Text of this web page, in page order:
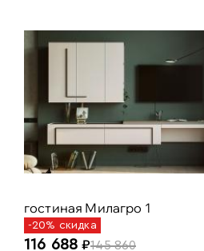
гостиная Милагро 1
-20% скидка
116 688 145 860